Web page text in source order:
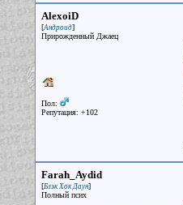
AlexoiD
[Андроид]
Прирожденный Джаец
Пол:
Репутация: +102
Farah_Aydid
[Блэк Хок Даун]
Полный псих